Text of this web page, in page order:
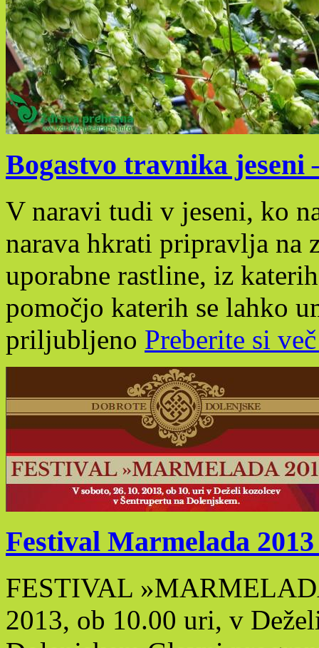
Bogastvo travnika jeseni
V naravi tudi v jeseni, ko
narava hkrati pripravlja na
uporabne rastline, iz
pomočjo katerih se lahko
priljubljeno Preberite si
Festival Marmelada
FESTIVAL
2013, ob 10.00 uri, v